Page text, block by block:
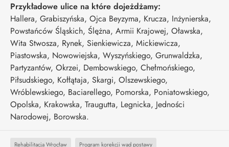
Przykładowe ulice na które dojeżdżamy:
Hallera, Grabiszyńska, Ojca Beyzyma, Krucza, Inżynierska,
Powstańców Śląskich, Ślężna, Armii Krajowej, Oławska,
Wita Stwosza, Rynek, Sienkiewicza, Mickiewicza,
Piastowska, Nowowiejska, Wyszyńskiego, Grunwaldzka,
Partyzantów, Okrzei, Dembowskiego, Chełmońskiego,
Piłsudskiego, Kołłątaja, Skargi, Olszewskiego,
Wróblewskiego, Baciarellego, Pomorska, Poniatowskiego,
Opolska, Krakowska, Traugutta, Legnicka, Jedności
Narodowej, Borowska.
Rehabilitacja Wrocław Program korekcji wad postawy